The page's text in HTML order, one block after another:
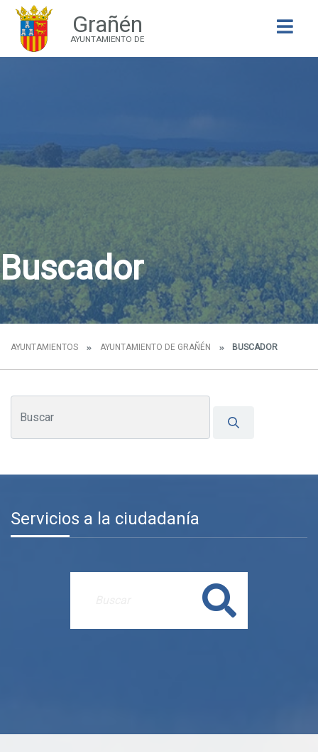
Grañén
AYUNTAMIENTO DE
Buscador
AYUNTAMIENTOS AYUNTAMIENTO DE GRAÑÉN BUSCADOR
Servicios a la ciudadanía
Buscar